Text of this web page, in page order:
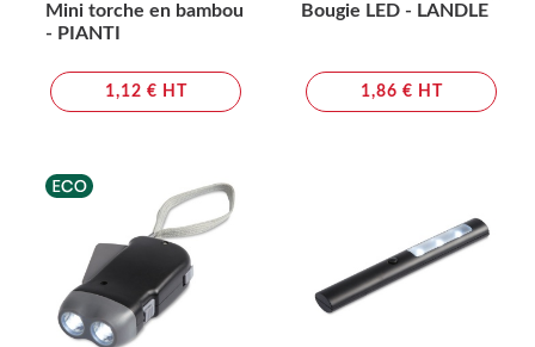
Mini torche en bambou
- PIANTI
1,12 € HT
Bougie LED - LANDLE
1,86 € HT